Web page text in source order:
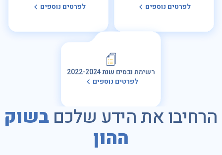
לפרטים נוספים
לפרטים נוספים
רשימת נכסים שנת 2022-2024
לפרטים נוספים
הרחיבו את הידע שלכםבשוק
ההון